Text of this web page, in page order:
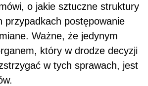
o jakie sztuczne struktury
przypadkach postępowanie
Ważne, że jedynym
który w drodze decyzji
w tych sprawach, jest